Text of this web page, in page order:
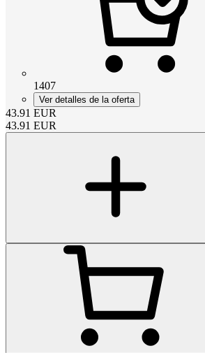
1407
Ver detalles de la oferta
43.91 EUR
43.91 EUR